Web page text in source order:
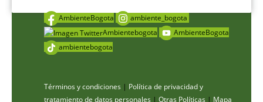
AmbienteBogota
ambiente_bogota
Ambientebogota
AmbienteBogota
ambientebogota
Términos y condiciones | Política de privacidad y
tratamiento de datos personales | Otras Políticas | Mapa